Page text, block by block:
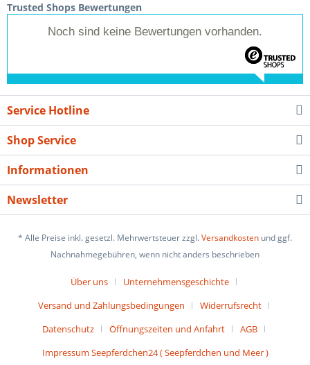
Trusted Shops Bewertungen
Noch sind keine Bewertungen vorhanden.
Service Hotline
Shop Service
Informationen
Newsletter
* Alle Preise inkl. gesetzl. Mehrwertsteuer zzgl.Versandkosten und ggf.
Nachnahmegebühren, wenn nicht anders beschrieben
Über uns
Unternehmensgeschichte
Versand und Zahlungsbedingungen
Widerrufsrecht
Datenschutz
Öffnungszeiten und Anfahrt
AGB
Impressum Seepferdchen24 ( Seepferdchen und Meer )